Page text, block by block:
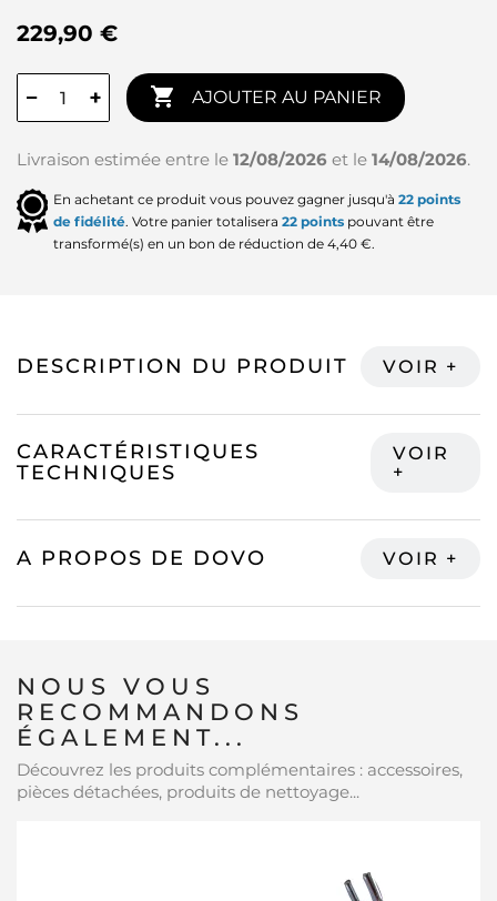
229,90 €
− +  AJOUTER AU PANIER
Livraison estimée entre le 12/08/2026 et le 14/08/2026.
En achetant ce produit vous pouvez gagner jusqu'à 22 points
de fidélité. Votre panier totalisera 22 points pouvant être
transformé(s) en un bon de réduction de 4,40 €.
DESCRIPTION DU PRODUIT
CARACTÉRISTIQUES
TECHNIQUES
A PROPOS DE DOVO
NOUS VOUS
RECOMMANDONS
ÉGALEMENT...
Découvrez les produits complémentaires : accessoires,
pièces détachées, produits de nettoyage...